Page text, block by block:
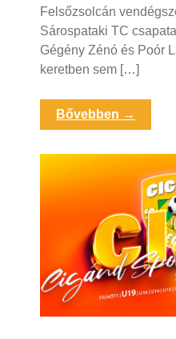
Felsőzsolcán
Sárospataki TC
Gégény Zénó és Poór
keretben sem […]
Bővebben →